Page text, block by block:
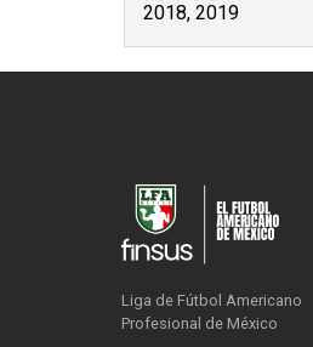
2018, 2019
Liga de Fútbol Americano
Profesional de México